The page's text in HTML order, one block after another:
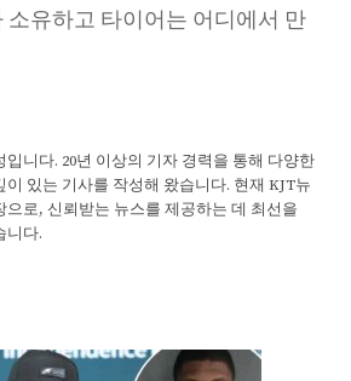
소유하고 타이어는 어디에서 만
입니다. 20년 이상의 기자 경력을 통해 다양한
이 있는 기사를 작성해 왔습니다. 현재 KJT뉴
으로, 신뢰받는 뉴스를 제공하는 데 최선을
니다.